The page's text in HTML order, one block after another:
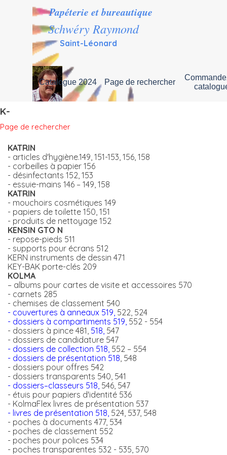
Papéterie et bureautique
Schwéry Raymond
Saint-Léonard
Catalogue 2024 ▼
Page de rechercher
K-
Page de rechercher
KATRIN
- articles d'hygiène.149, 151-153, 156, 158
- corbeilles à papier 156
- désinfectants 152, 153
- essuie-mains 146 – 149, 158
KATRIN
- mouchoirs cosmétiques 149
- papiers de toilette 150, 151
- produits de nettoyage 152
KENSIN GTO N
- repose-pieds 511
- supports pour écrans 512
KERN instruments de dessin 471
KEY-BAK porte-clés 209
KOLMA
– albums pour cartes de visite et accessoires 570
- carnets 285
- chemises de classement 540
- couvertures à anneaux 519, 522, 524
- dossiers à compartiments 519, 552 - 554
- dossiers à pince 481, 518, 547
- dossiers de candidature 547
- dossiers de collection 518, 552 – 554
- dossiers de présentation 518, 548
- dossiers pour offres 542
- dossiers transparents 540, 541
- dossiers–classeurs 518, 546, 547
- étuis pour papiers d'identité 536
- KolmaFlex livres de présentation 537
- livres de présentation 518, 524, 537, 548
- poches à documents 477, 534
- poches de classement 552
- poches pour polices 534
- poches transparentes 532 - 535, 570